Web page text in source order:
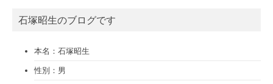
イ石塚昭生のブログです
本名：石塚昭生
性別：男